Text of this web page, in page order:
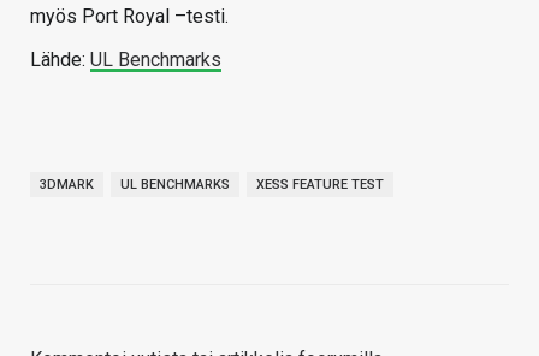
myös Port Royal –testi.
Lähde: UL Benchmarks
3DMARK UL BENCHMARKS XESS FEATURE TEST